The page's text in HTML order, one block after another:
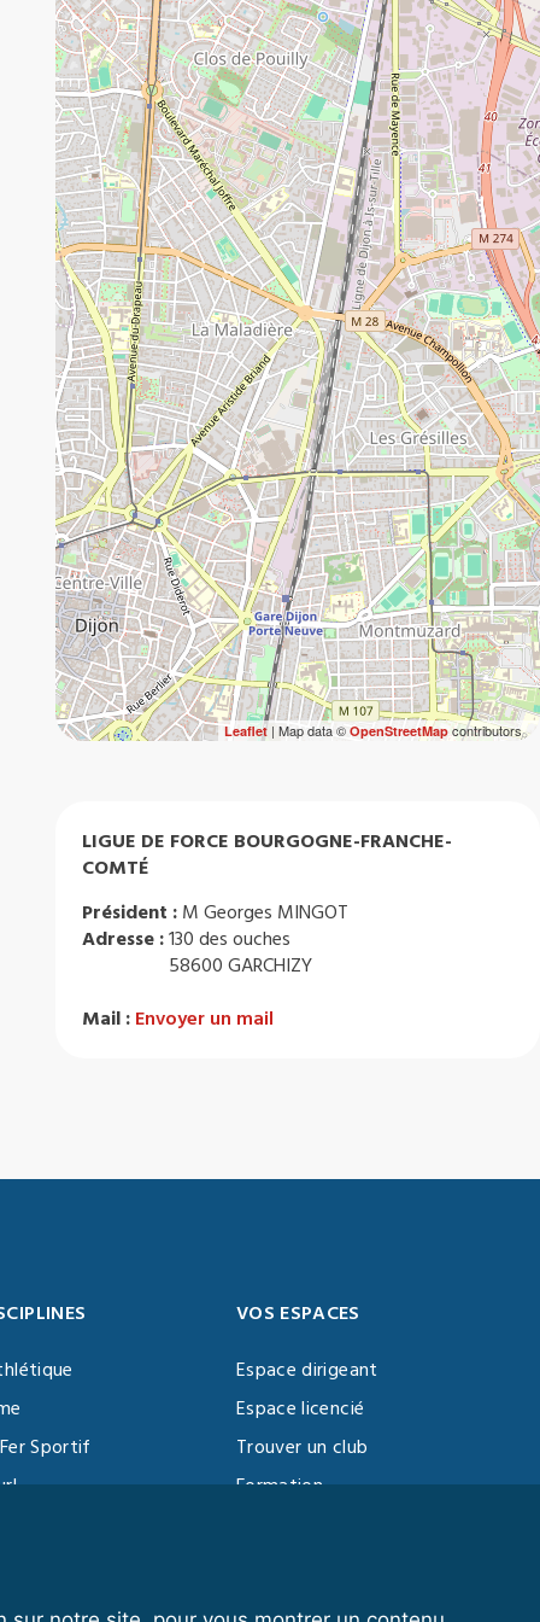
Leaflet| Map data © OpenStreetMapcontributors
LIGUE DE FORCE BOURGOGNE-FRANCHE-
COMTÉ
Président : M Georges MINGOT
Adresse :130 des ouches
58600 GARCHIZY
Mail : Envoyer un mail
Sportif
VOS ESPACES
Espace dirigeant
Espace licencié
Trouver un club
Formation